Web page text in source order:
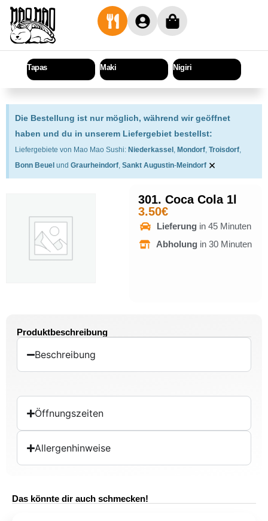
Tapas Maki Nigiri
Die Bestellung ist nur möglich, während wir geöffnet
haben und du in unserem Liefergebiet bestellst:
Liefergebiete von Mao Mao Sushi: Niederkassel , Mondorf, Troisdorf,
Bonn Beuel und Graurheindorf, Sankt Augustin-Meindorf ×
301. Coca Cola 1l
3.50€
Lieferung in 45 Minuten
Abholung in 30 Minuten
Produktbeschreibung
Beschreibung
Öffnungszeiten
Allergenhinweise
Das könnte dir auch schmecken!